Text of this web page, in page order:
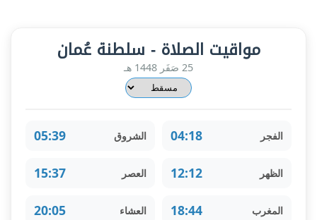
مواقيت الصلاة - سلطنة عُمان
25 صَفَر 1448 هـ
الفجر 04:18 الشروق 05:39
الظهر 12:12 العصر 15:37
المغرب 18:44 العشاء 20:05